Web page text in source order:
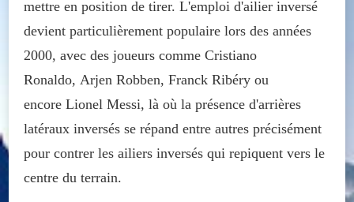
mettre en position de tirer. L'emploi d'ailier inversé
devient particulièrement populaire lors des années
2000, avec des joueurs comme Cristiano
Ronaldo, Arjen Robben, Franck Ribéry ou
encore Lionel Messi, là où la présence d'arrières
latéraux inversés se répand entre autres précisément
pour contrer les ailiers inversés qui repiquent vers le
centre du terrain.